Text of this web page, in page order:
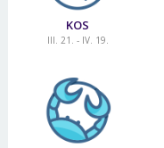
KOS
III. 21. - IV. 19.